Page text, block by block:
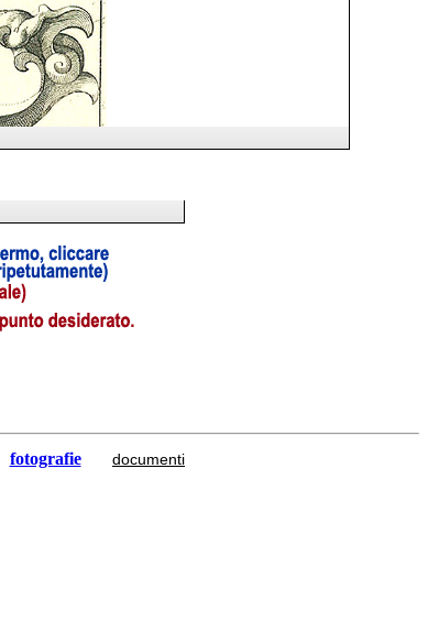
fotografie documenti